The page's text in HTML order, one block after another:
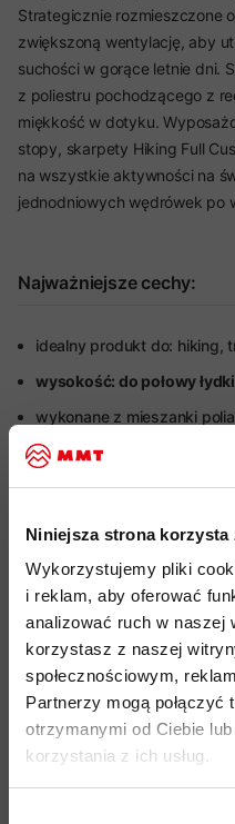
Niniejsza strona
Wykorzystujemy pliki
i reklam, aby oferować
analizować ruch w naszej
korzystasz z naszej
społecznościowym,
Partnerzy mogą
otrzymanymi od Ciebie
korzystania z ich usług.
Strategicznie rozmieszczone
zwiększoną wentylację, aby
suchości w gorące letnie dni.
z poliestru pochodzącego z
miękkość w dotyku.
stopy, skarpety Hiking Full
na wszystkie aktywności na
jednodniowych wędrówek po
Najważniejsze cechy:
idealny produkt do: hiking,
wysokość: do połowy łydki
wykonane z mieszanki
zapewniają idealną
ciepła, kontrolą
specjalna mieszanka
użytkowania, jest
odprowadza wilgoć i
wełniane tkaniny
naturalne, antybakteryjne i
wełny merinozapobiegają
zapachów, nawet przy
ergonomiczna
dopasowanie do stopy i